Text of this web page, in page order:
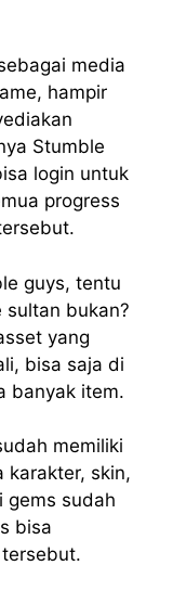
media
hampir
Stumble
login untuk
progress
guys, tentu
sultan bukan?
yang
bisa saja di
banyak item.
memiliki
karakter, skin,
gems sudah
bisa